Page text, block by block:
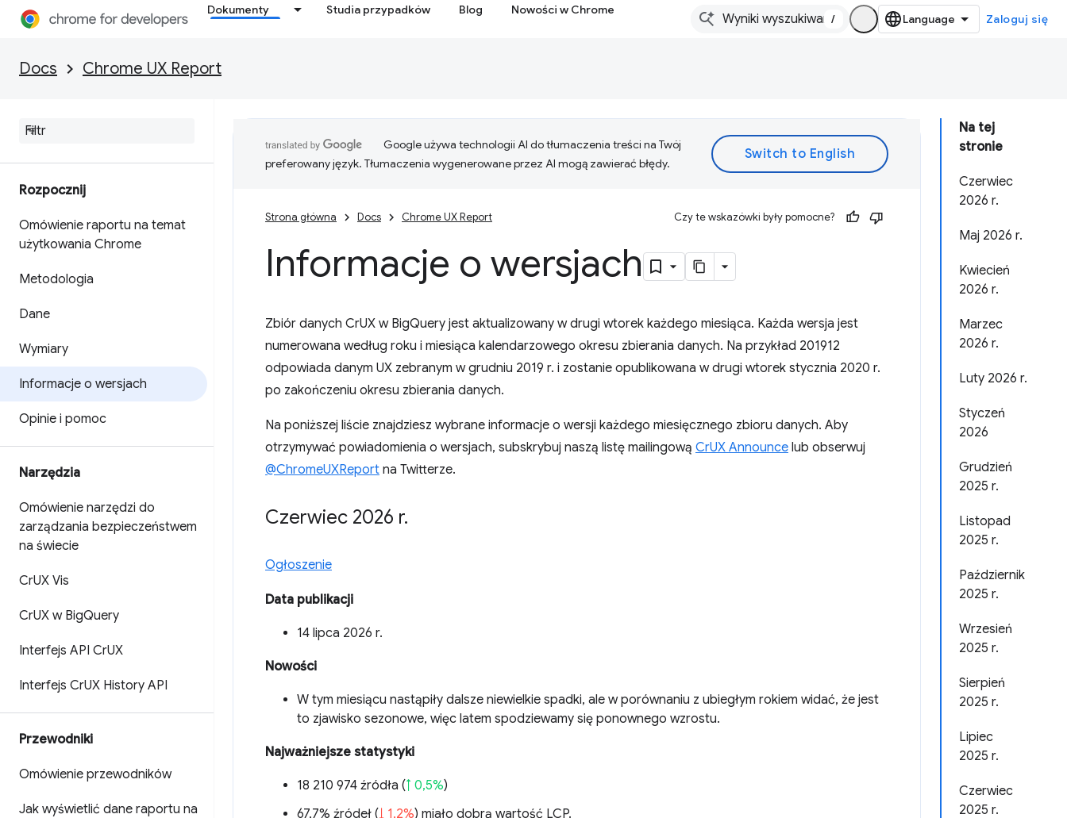
Dokumenty Studia przypadków Blog Nowości w Chrome
/ Zaloguj się
Docs Chrome UX Report
Rozpocznij
Omówienie raportu na temat
użytkowania Chrome
Metodologia
Dane
Wymiary
Informacje o wersjach
Opinie i pomoc
Narzędzia
Omówienie narzędzi do
zarządzania bezpieczeństwem
na świecie
CrUX Vis
CrUX w BigQuery
Interfejs API CrUX
Interfejs CrUX History API
Przewodniki
Omówienie przewodników
Jak wyświetlić dane raportu na
Na tej
stronie
Czerwiec
2026 r.
Maj 2026 r.
Kwiecień
2026 r.
Marzec
2026 r.
Luty 2026 r.
Styczeń
2026
Grudzień
2025 r.
Listopad
2025 r.
Październik
2025 r.
Wrzesień
2025 r.
Sierpień
2025 r.
Lipiec
2025 r.
Czerwiec
2025 r.
Google używa technologii AI do tłumaczenia treści na Twój
preferowany język. Tłumaczenia wygenerowane przez AI mogą zawierać błędy.
Strona główna Docs Chrome UX Report Czy te wskazówki były pomocne?
Informacje o wersjach
Zbiór danych CrUX w BigQuery jest aktualizowany w drugi wtorek każdego miesiąca. Każda wersja jest
numerowana według roku i miesiąca kalendarzowego okresu zbierania danych. Na przykład 201912
odpowiada danym UX zebranym w grudniu 2019 r. i zostanie opublikowana w drugi wtorek stycznia 2020 r.
po zakończeniu okresu zbierania danych.
Na poniższej liście znajdziesz wybrane informacje o wersji każdego miesięcznego zbioru danych. Aby
otrzymywać powiadomienia o wersjach, subskrybuj naszą listę mailingową CrUX Announce lub obserwuj
@ChromeUXReport na Twitterze.
Czerwiec 2026 r.
Ogłoszenie
Data publikacji
14 lipca 2026 r.
Nowości
W tym miesiącu nastąpiły dalsze niewielkie spadki, ale w porównaniu z ubiegłym rokiem widać, że jest
to zjawisko sezonowe, więc latem spodziewamy się ponownego wzrostu.
Najważniejsze statystyki
18 210 974 źródła (↑ 0,5%)
67,7% źródeł (↓ 1,2%) miało dobrą wartość LCP.